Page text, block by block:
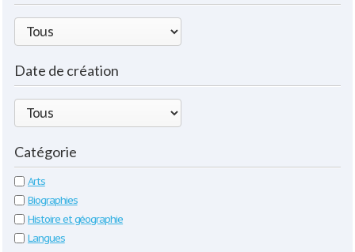
Date de création
Catégorie
Arts
Biographies
Histoire et géographie
Langues